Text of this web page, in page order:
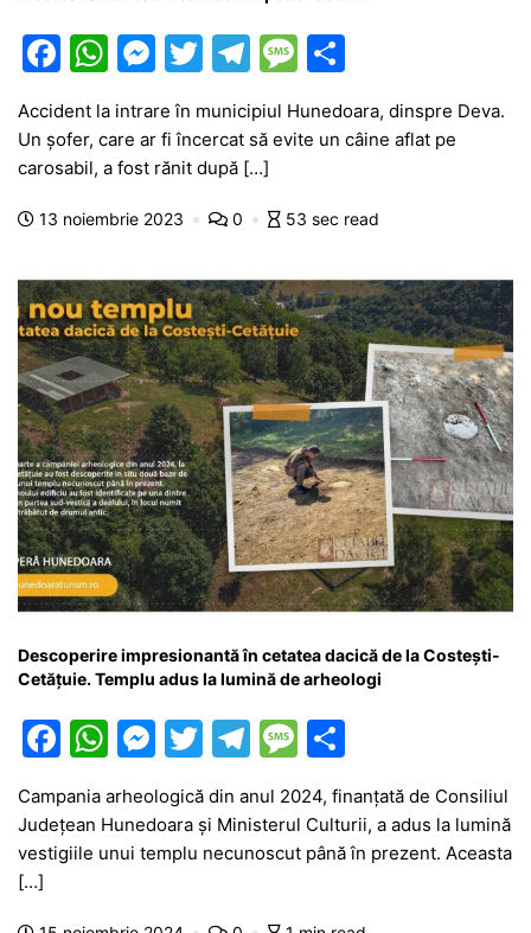
F
c
e
b
o
k
W
h
at
s
A
p
M
e
s
s
e
g
er
T
itt
er
T
el
e
gr
a
m
M
s
a
e
ta
a
ă
Accident la intrare în municipiul Hunedoara, dinspre Deva.
Un șofer, care ar fi încercat să evite un câine aflat pe
carosabil, a fost rănit după […]
13 noiembrie 2023 0 53 sec read
Descoperire impresionantă în cetatea dacică de la Costești-
Cetățuie. Templu adus la lumină de arheologi
F
c
e
W
at
s
M
s
s
T
w
itt
er
T
e
gr
M
s
s
ta
je
Campania arheologică din anul 2024, finanțată de Consiliul
Județean Hunedoara și Ministerul Culturii, a adus la lumină
vestigiile unui templu necunoscut până în prezent. Aceasta
[…]